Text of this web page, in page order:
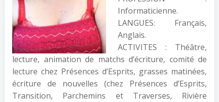
Informaticienne.
LANGUES: Français,
Anglais.
ACTIVITES : Théâtre,
lecture, animation de matchs d’écriture, comité de
lecture chez Présences d’Esprits, grasses matinées,
écriture de nouvelles (chez Présences d’Esprits,
Transition, Parchemins et Traverses, Rivière